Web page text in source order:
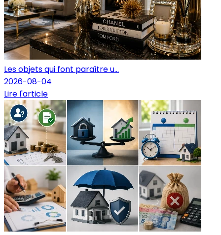
Les objets qui font paraître u...
2026-08-04
Lire l'article